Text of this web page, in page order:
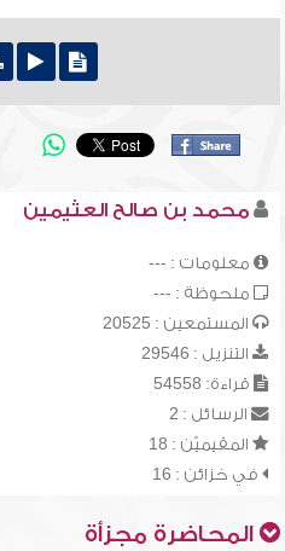
محمد بن صالح العثيمين
معلومات : ---
ملحوظة : ---
المستمعين : 20525
التنزيل : 29546
قراءة: 54558
الرسائل : 2
المقيميّن : 18
في خزائن : 16
المحاضرة مجزأة